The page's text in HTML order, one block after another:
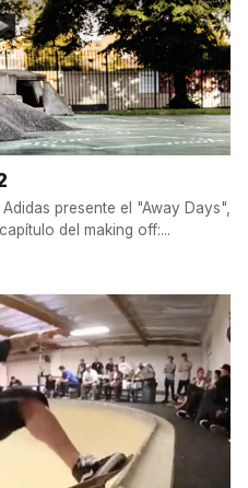
presente el "Away Days",
del making off:...